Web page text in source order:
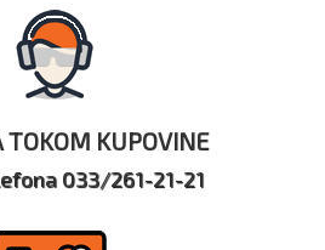
TOKOM KUPOVINE
033/261-21-21